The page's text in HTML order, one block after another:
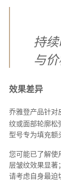
持
与
效果差异
乔雅登产品针对
纹或面部轮廓松
型号专为填充额
您可能已了解使
层皱纹效果显著
请考虑自身最迫